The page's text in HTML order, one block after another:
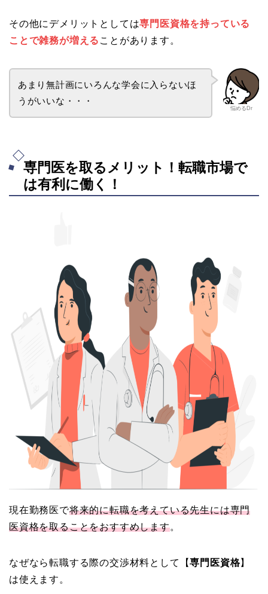
その他にデメリットとしては専門医資格を持っている
ことで雑務が増える ことがあります。
悩めるDr
あまり無計画にいろんな学会に入らないほ
うがいいな・・・
専門医を取るメリット！転職市場で
は有利に働く！
現在勤務医で将来的に転職を考えている先生には専門
医資格を取ることをおすすめします。
なぜなら転職する際の交渉材料として【専門医資格】
は使えます。